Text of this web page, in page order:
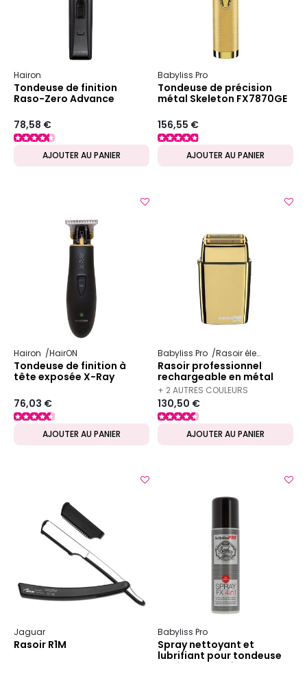
Hairon
Tondeuse de finition
Raso-Zero Advance
78,58 €
AJOUTER AU PANIER
Babyliss Pro
Tondeuse de précision
métal Skeleton FX7870GE
156,55 €
AJOUTER AU PANIER
Hairon HairON
Tondeuse de finition à
tête exposée X-Ray
76,03 €
AJOUTER AU PANIER
Babyliss Pro Rasoir électrique
Rasoir professionnel
rechargeable en métal
FOILFX02 gold
+ 2 AUTRES COULEURS
DISPONIBLES
130,50 €
AJOUTER AU PANIER
Jaguar
Rasoir R1M
Babyliss Pro
Spray nettoyant et
lubrifiant pour tondeuse
et ciseaux FX4in1